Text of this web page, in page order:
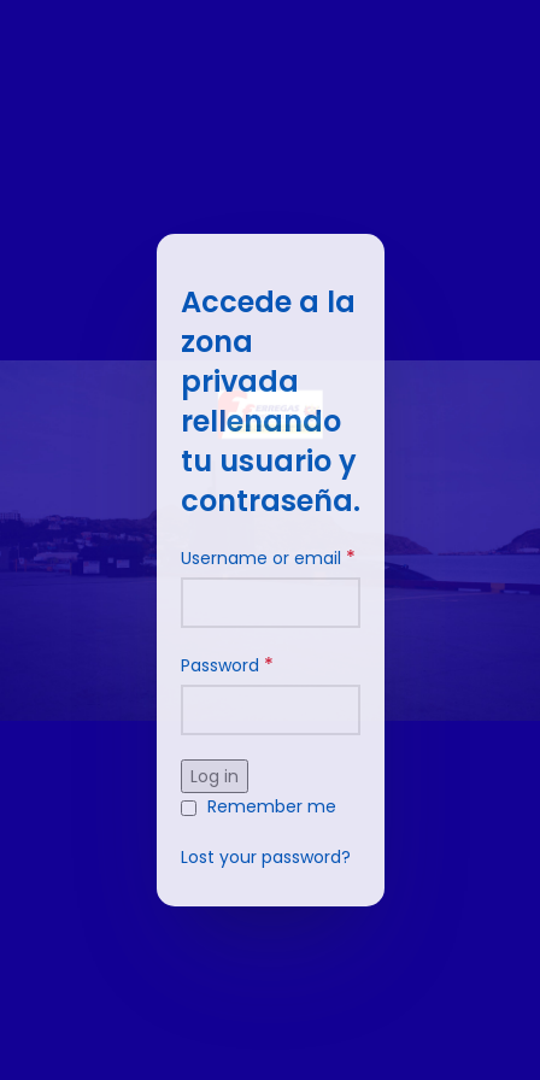
Accede a la
zona
privada
rellenando
tu usuario y
contraseña.
Username or email *
Password *
Log in
Remember me
Lost your password?